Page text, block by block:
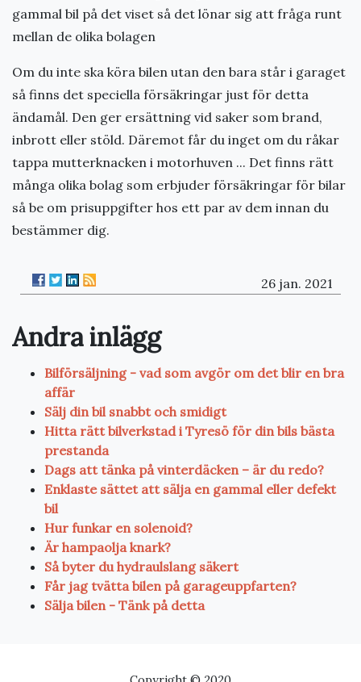
gammal bil på det viset så det lönar sig att fråga runt
mellan de olika bolagen
Om du inte ska köra bilen utan den bara står i garaget
så finns det speciella försäkringar just för detta
ändamål. Den ger ersättning vid saker som brand,
inbrott eller stöld. Däremot får du inget om du råkar
tappa mutterknacken i motorhuven ... Det finns rätt
många olika bolag som erbjuder försäkringar för bilar
så be om prisuppgifter hos ett par av dem innan du
bestämmer dig.
26 jan. 2021
Andra inlägg
Bilförsäljning - vad som avgör om det blir en bra
affär
Sälj din bil snabbt och smidigt
Hitta rätt bilverkstad i Tyresö för din bils bästa
prestanda
Dags att tänka på vinterdäcken – är du redo?
Enklaste sättet att sälja en gammal eller defekt
bil
Hur funkar en solenoid?
Är hampaolja knark?
Så byter du hydraulslang säkert
Får jag tvätta bilen på garageuppfarten?
Sälja bilen - Tänk på detta